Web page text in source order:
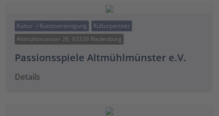
Kultur- / Kunstvereinigung
Kulturpartner
Altmühlmünster 26, 93339 Riedenburg
Passionsspiele Altmühlmünster e.V.
Details